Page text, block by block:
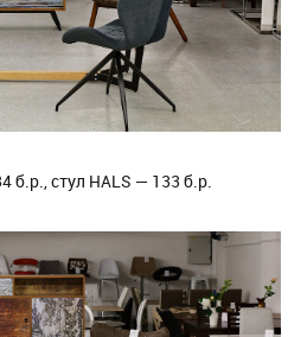
б.р., стул HALS — 133 б.р.